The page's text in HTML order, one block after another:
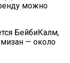
можно
БейбиКалм,
— около